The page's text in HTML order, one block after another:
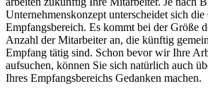
Unternehmenskonzept unterscheidet sich
Empfangsbereich. Es kommt bei der Größe
Anzahl der Mitarbeiter an, die künftig
Empfang tätig sind. Schon bevor wir Ihre
aufsuchen, können Sie sich natürlich auch
Ihres Empfangsbereichs Gedanken machen.